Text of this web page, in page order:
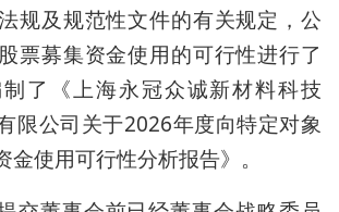
规及规范性文件的有关规定，公
票募集资金使用的可行性进行了
了《上海永冠众诚新材料科技
限公司关于2026年度向特定对象
使用可行性分析报告》。